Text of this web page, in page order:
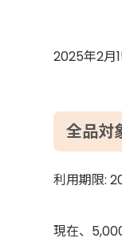
2025年2月
全品対
利用期限:
現在、